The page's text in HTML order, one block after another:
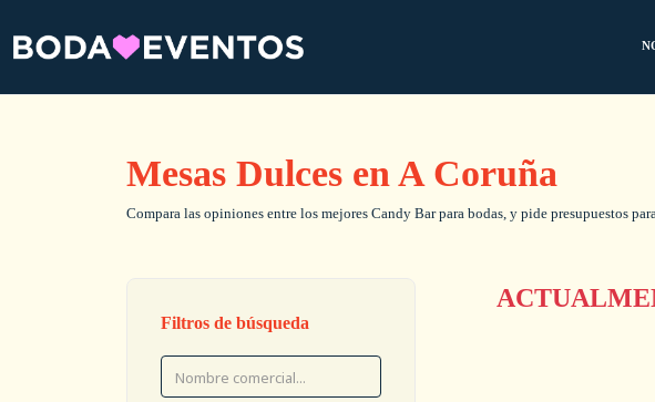
Mesas Dulces en A Coruña
Compara las opiniones entre los mejores Candy Bar para bodas, y pide presupuestos
Filtros de búsqueda